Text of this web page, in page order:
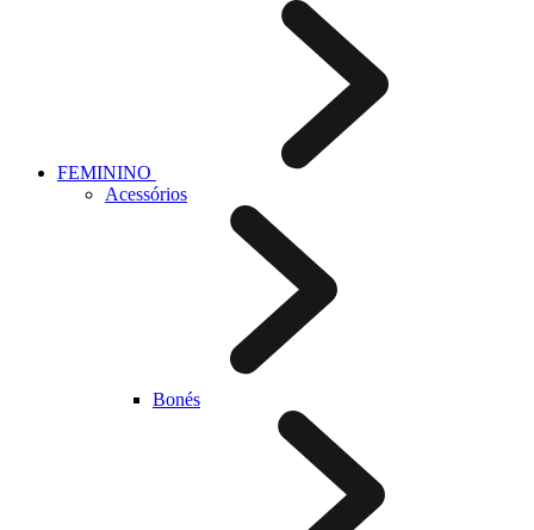
FEMININO
Acessórios
Bonés